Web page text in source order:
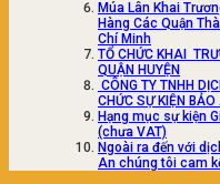
Múa Lân Khai
Hàng Các Quận
Chí Minh
TỔ CHỨC KHAI
QUẬN HUYỆN
CÔNG TY TNHH
CHỨC SỰ KIỆN BẢO
Hạng mục sự kiện
(chưa VAT)
Ngoài ra đến với
An chúng tôi cam